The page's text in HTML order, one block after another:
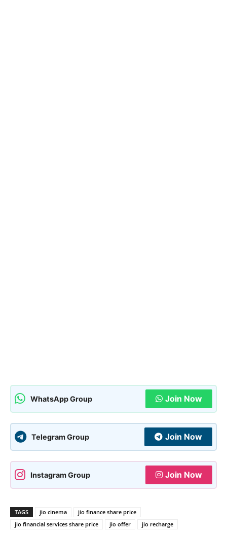
WhatsApp Group Join Now
Telegram Group Join Now
Instagram Group Join Now
TAGS jio cinema
jio finance share price
jio financial services share price
jio offer jio recharge